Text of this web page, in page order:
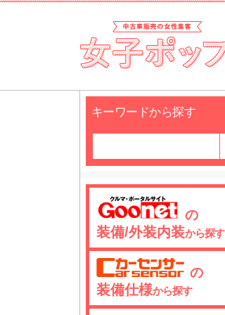
キーワードから探す
の
装備/外装内装から探す
の
装備仕様から探す